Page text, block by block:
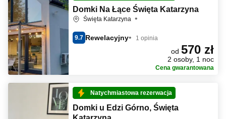
Domki Na Łące Święta Katarzyna
Święta Katarzyna
9.7 Rewelacyjny 1 opinia
od 570 zł
2 osoby, 1 noc
Cena gwarantowana
Natychmiastowa rezerwacja
Domki u Edzi Górno, Święta